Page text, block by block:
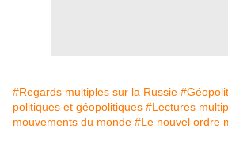
#Regards multiples sur la Russie
politiques et géopolitiques #Lectures
mouvements du monde #Le nouvel ordre